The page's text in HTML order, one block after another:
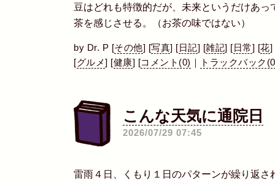
豆はどれも特徴的だが、未来というだけあっ
茶を感じさせる。（お茶の味ではない）
by Dr. P [その他] [写真] [ 日記] [雑記] [ 日常] [花]
[グルメ] [健康] [コメント(0) トラックバック
こんな天気に通院日
2026/07/29 07:45
雷雨４日、くもり１日のパターンが繰り返さ